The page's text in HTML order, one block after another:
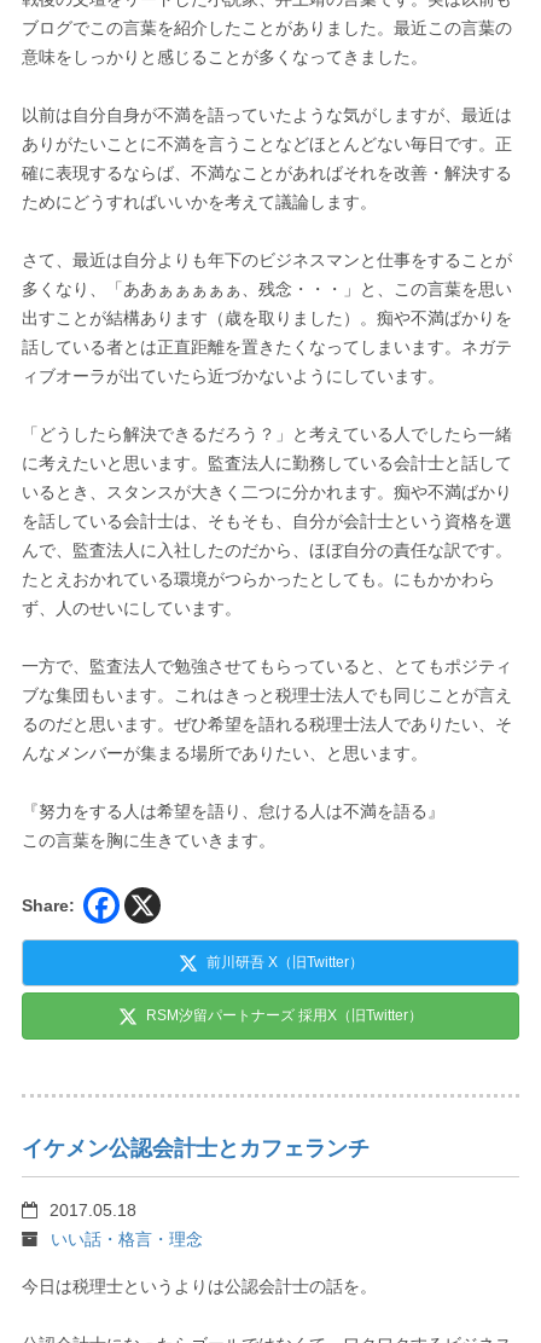
ブログでこの言葉を紹介したことがありました。最近この言葉の
意味をしっかりと感じることが多くなってきました。
以前は自分自身が不満を語っていたような気がしますが、最近は
ありがたいことに不満を言うことなどほとんどない毎日です。正
確に表現するならば、不満なことがあればそれを改善・解決する
ためにどうすればいいかを考えて議論します。
さて、最近は自分よりも年下のビジネスマンと仕事をすることが
多くなり、「ああぁぁぁぁぁ、残念・・・」と、この言葉を思い
出すことが結構あります（歳を取りました）。痴や不満ばかりを
話している者とは正直距離を置きたくなってしまいます。ネガテ
ィブオーラが出ていたら近づかないようにしています。
「どうしたら解決できるだろう？」と考えている人でしたら一緒
に考えたいと思います。監査法人に勤務している会計士と話して
いるとき、スタンスが大きく二つに分かれます。痴や不満ばかり
を話している会計士は、そもそも、自分が会計士という資格を選
んで、監査法人に入社したのだから、ほぼ自分の責任な訳です。
たとえおかれている環境がつらかったとしても。にもかかわら
ず、人のせいにしています。
一方で、監査法人で勉強させてもらっていると、とてもポジティ
ブな集団もいます。これはきっと税理士法人でも同じことが言え
るのだと思います。ぜひ希望を語れる税理士法人でありたい、そ
んなメンバーが集まる場所でありたい、と思います。
『努力をする人は希望を語り、怠ける人は不満を語る』
この言葉を胸に生きていきます。
Share:
前川研吾 X（旧Twitter）
RSM汐留パートナーズ 採用X（旧Twitter）
イケメン公認会計士とカフェランチ
2017.05.18
いい話・格言・理念
今日は税理士というよりは公認会計士の話を。